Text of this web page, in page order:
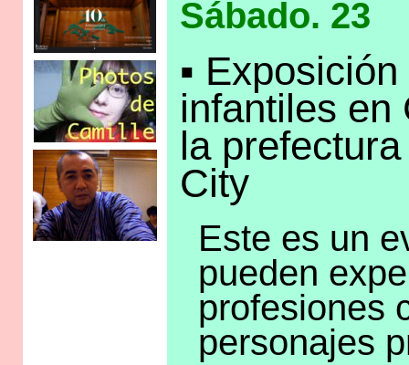
Sábado. 23
▪
infantiles en
la
City
Este es un
pueden
profesiones
personajes